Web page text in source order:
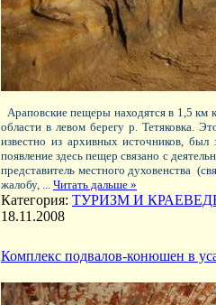
Араповские пещеры находятся в 1,5 км
области в левом берегу р. Тетяковка.
известно из архивных источников,
появление здесь пещер связано с
представитель местного духовенства
жалобу, ... Читать дальше »
Категория: ТУРИЗМ И
18.11.2008
Комплекс подвалов-конюшен в